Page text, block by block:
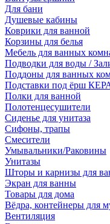
Для бани
Душевые кабины
Коврики для ванной
Корзины для белья
Мебель для ванных
Подводки для воды /
Поддоны для ванных
Подставки под ёрш
Полки для ванной
Полотенцесушители
Сиденье для унитаза
Сифоны, трапы
Смесители
Умывальники/Раковины
Унитазы
Шторы и карнизы для
Экран для ванны
Товары для дома
Вёдра, контейнеры для
Вентиляция